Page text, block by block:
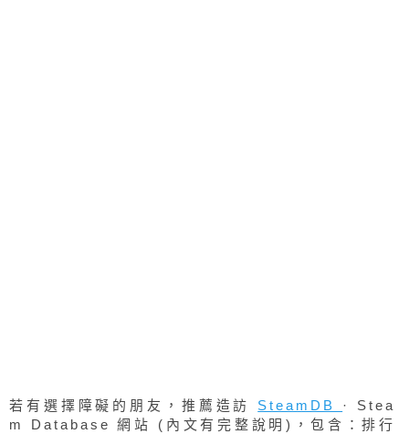
若有選擇障礙的朋友，推薦造訪 SteamDB · Stea
m Database 網站 (內文有完整說明)，包含：排行